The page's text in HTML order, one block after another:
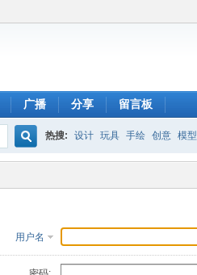
广播 分享 留言板
搜
热搜: 设计 玩具 手绘 创意 模型
用户名